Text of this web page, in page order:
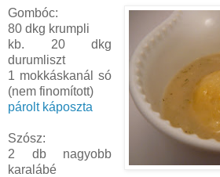
Gombóc:
80 dkg krumpli
kb. 20 dkg
durumliszt
1 mokkáskanál só
(nem finomított)
párolt káposzta
Szósz:
2 db nagyobb
karalábé